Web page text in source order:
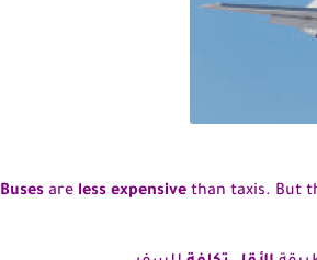
Buses are less expensive than taxis. But